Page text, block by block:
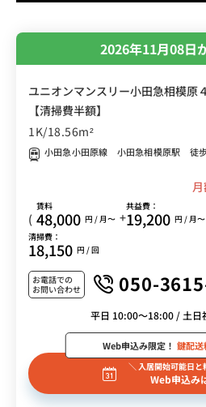
2026年11月08日
ユニオンマンスリー小田急相模
【清掃費半額】
1K/18.56m²
小田急小田原線 小田急相模原駅 徒
(
賃料
48,000 円 / 月〜 +
共益費：
19,200 円 / 月〜
清掃費：
18,150 円 / 回
お電話での
お問い合わせ
050-
平日 10:00～18:00 / 土
＼ 入居開始可能日と
Web申込み
Web申込み限定！ 鍵配送